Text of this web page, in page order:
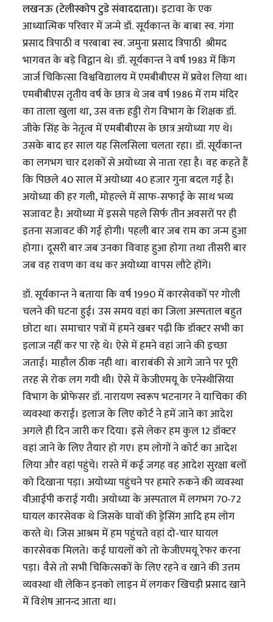
लखनऊ (टेलीस्कोप टुडे संवाददाता)।इटावा के एक
आध्यात्मिक परिवार में जन्मे डॉ. सूर्यकान्त के बाबा स्व. गंगा
प्रसाद त्रिपाठी व परबाबा स्व. जमुना प्रसाद त्रिपाठी श्रीमद
भागवत के बड़े विद्वान थे। डॉ. सूर्यकान्त ने वर्ष 1983 में किंग
जार्ज चिकित्सा विश्वविद्यालय में एमबीबीएस में प्रवेश लिया था।
एमबीबीएस तृतीय वर्ष के छात्र थे जब वर्ष 1986 में राम मंदिर
का ताला खुला था, उस वक्त हड्डी रोग विभाग के शिक्षक डॉ.
जीके सिंह के नेतृत्व में एमबीबीएस के छात्र अयोध्या गए थे।
उसके बाद हर साल यह सिलसिला चलता रहा। डॉ. सूर्यकान्त
का लगभग चार दशकों से अयोध्या से नाता रहा है। वह कहते हैं
कि पिछले 40 साल में अयोध्या 40 हजार गुना बदल गई है।
अयोध्या की हर गली, मोहल्ले में साफ-सफाई के साथ भव्य
सजावट है। अयोध्या में इससे पहले सिर्फ तीन अवसरों पर ही
इतना सजावट की गई होगी। पहली बार जब राम का जन्म हुआ
होगा। दूसरी बार जब उनका विवाह हुआ होगा तथा तीसरी बार
जब वह रावण का वध कर अयोध्या वापस लौटे होंगे।
डॉ. सूर्यकान्त ने बताया कि वर्ष 1990 में कारसेवकों पर गोली
चलने की घटना हुई। उस समय वहां का जिला अस्पताल बहुत
छोटा था। समाचार पत्रों में हमने खबर पढ़ी कि डॉक्टर सभी का
इलाज नहीं कर पा रहे थे। ऐसे में हमने वहां जाने की इच्छा
जताई। माहौल ठीक नही था। बाराबंकी से आगे जाने पर पूरी
तरह से रोक लग गयी थी। ऐसे में केजीएमयू के एनेस्थीसिया
विभाग के प्रोफेसर डॉ. नारायण स्वरूप भटनागर ने याचिका की
व्यवस्था कराई। इलाज के लिए कोर्ट ने हमें जाने का आदेश
अगले ही दिन जारी कर दिया। इसे लेकर हम कुल 12 डॉक्टर
वहां जाने के लिए तैयार हो गए। हम लोगों ने कोर्ट का आदेश
लिया और वहां पहुंचे। रास्ते में कई जगह वह आदेश सुरक्षा बलों
को दिखाना पड़ा। अयोध्या पहुंचने पर हमारे रुकने की व्यवस्था
वीआईपी कराई गयी। अयोध्या के अस्पताल में लगभग 70-72
घायल कारसेवक थे जिसके घावों की ड्रेसिंग आदि हम लोग
करते थे। जिस आश्रम में हम पहुंचते वहां दो-चार घायल
कारसेवक मिलते। कई घायलों को तो केजीएमयू रेफर करना
पड़ा। वैसे तो सभी चिकित्सकों के लिए रहने व खाने की उत्तम
व्यवस्था थी लेकिन इनको लाइन में लगकर खिचड़ी प्रसाद खाने
में विशेष आनन्द आता था।